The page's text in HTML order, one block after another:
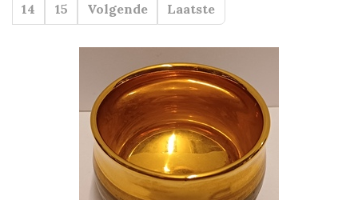
14
15 Volgende Laatste